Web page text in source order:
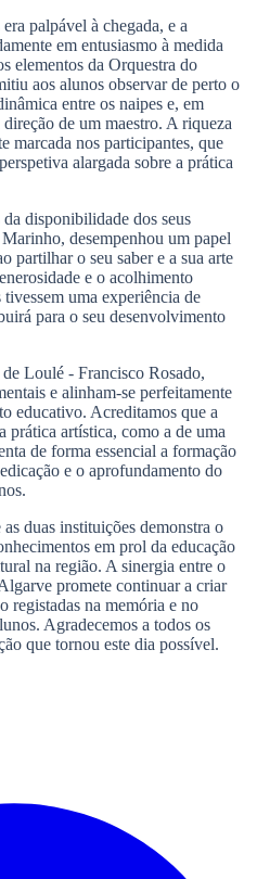
palpável à chegada, e a
em entusiasmo à medida
elementos da Orquestra do
aos alunos observar de perto o
entre os naipes e, em
de um maestro. A riqueza
marcada nos participantes, que
alargada sobre a prática
disponibilidade dos seus
desempenhou um papel
partilhar o seu saber e a sua arte
e o acolhimento
uma experiência de
para o seu desenvolvimento
Loulé - Francisco Rosado,
e alinham-se perfeitamente
educativo. Acreditamos que a
prática artística, como a de uma
de forma essencial a formação
e o aprofundamento do
duas instituições demonstra o
em prol da educação
na região. A sinergia entre o
promete continuar a criar
registadas na memória e no
Agradecemos a todos os
que tornou este dia possível.